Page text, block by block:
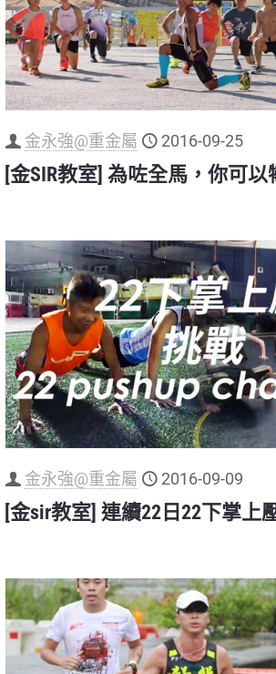
金永強@重金屬 2016-09-25
[金SIR教室] 為咗全馬，你可以
金永強@重金屬 2016-09-09
[金sir教室] 連續22日22下掌上